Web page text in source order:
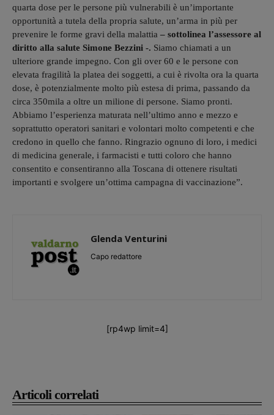
Articoli correlati
quarta dose per le persone più vulnerabili è un’importante
opportunità a tutela della propria salute, un’arma in più per
prevenire le forme gravi della malattia – sottolinea l’assessore al
diritto alla salute Simone Bezzini -. Siamo chiamati a un
ulteriore grande impegno. Con gli over 60 e le persone con
elevata fragilità la platea dei soggetti, a cui è rivolta ora la quarta
dose, è potenzialmente molto più estesa di prima, passando da
circa 350mila a oltre un milione di persone. Siamo pronti.
Abbiamo l’esperienza maturata nell’ultimo anno e mezzo e
soprattutto operatori sanitari e volontari molto competenti e che
credono in quello che fanno. Ringrazio ognuno di loro, i medici
di medicina generale, i farmacisti e tutti coloro che hanno
consentito e consentiranno alla Toscana di ottenere risultati
importanti e svolgere un’ottima campagna di vaccinazione”.
Glenda Venturini
Capo redattore
[rp4wp limit=4]